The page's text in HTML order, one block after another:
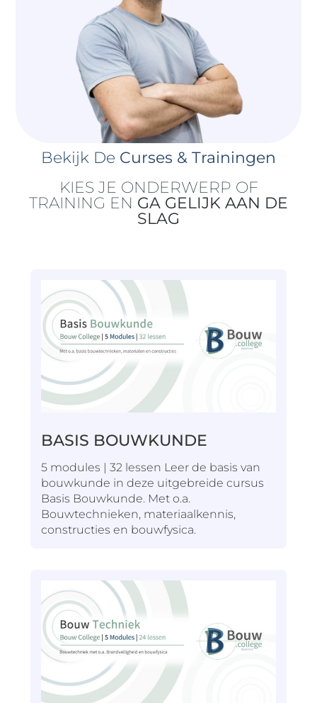
Bekijk De Curses & Trainingen
KIES JE ONDERWERP OF
TRAINING EN GA GELIJK AAN DE
SLAG
BASIS BOUWKUNDE
5 modules | 32 lessen Leer de basis van
bouwkunde in deze uitgebreide cursus
Basis Bouwkunde. Met o.a.
Bouwtechnieken, materiaalkennis,
constructies en bouwfysica.